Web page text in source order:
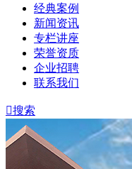
经典案例
新闻资讯
专栏讲座
荣誉资质
企业招聘
联系我们
搜索